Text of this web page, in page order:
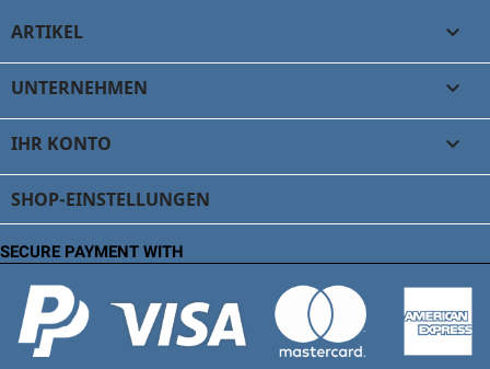
ARTIKEL 
UNTERNEHMEN 
IHR KONTO 
SHOP-EINSTELLUNGEN
SECURE PAYMENT WITH